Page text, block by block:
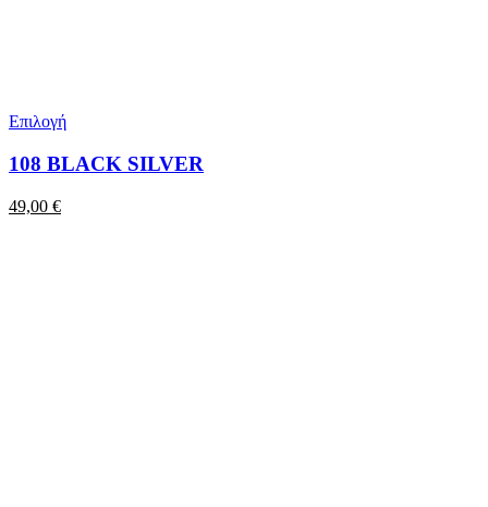
Επιλογή
108 BLACK SILVER
49,00 €